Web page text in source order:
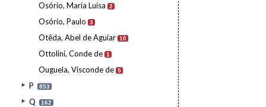
Osório, Maria Luísa 2
Osório, Paulo 3
Otêda, Abel de Aguiar 10
Ottolini, Conde de 1
Ouguela, Visconde de 5
P 853
Q 162